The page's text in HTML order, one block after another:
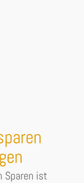
Sparen ist